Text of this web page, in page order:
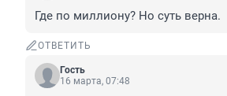
Где по миллиону? Но суть верна.
ОТВЕТИТЬ
Гость
16 марта, 07:48